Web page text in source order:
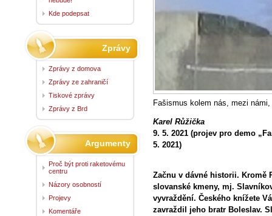
Fašismus kolem nás, mezi
Karel Růžička
9. 5. 2021 (projev pro demo
5. 2021)
Začnu v dávné historii. Kromě
slovanské kmeny, mj.
vyvraždění. Českého knížete
zavraždil jeho bratr Boleslav.
Kde podepsat
Zprávy
Zprávy z domova
Zprávy ze zahraničí
Tiskové zprávy
Zprávy z Brd
Argumenty
Proč být proti raketovému
centru
Názory osobností
Projevy
Komentáře